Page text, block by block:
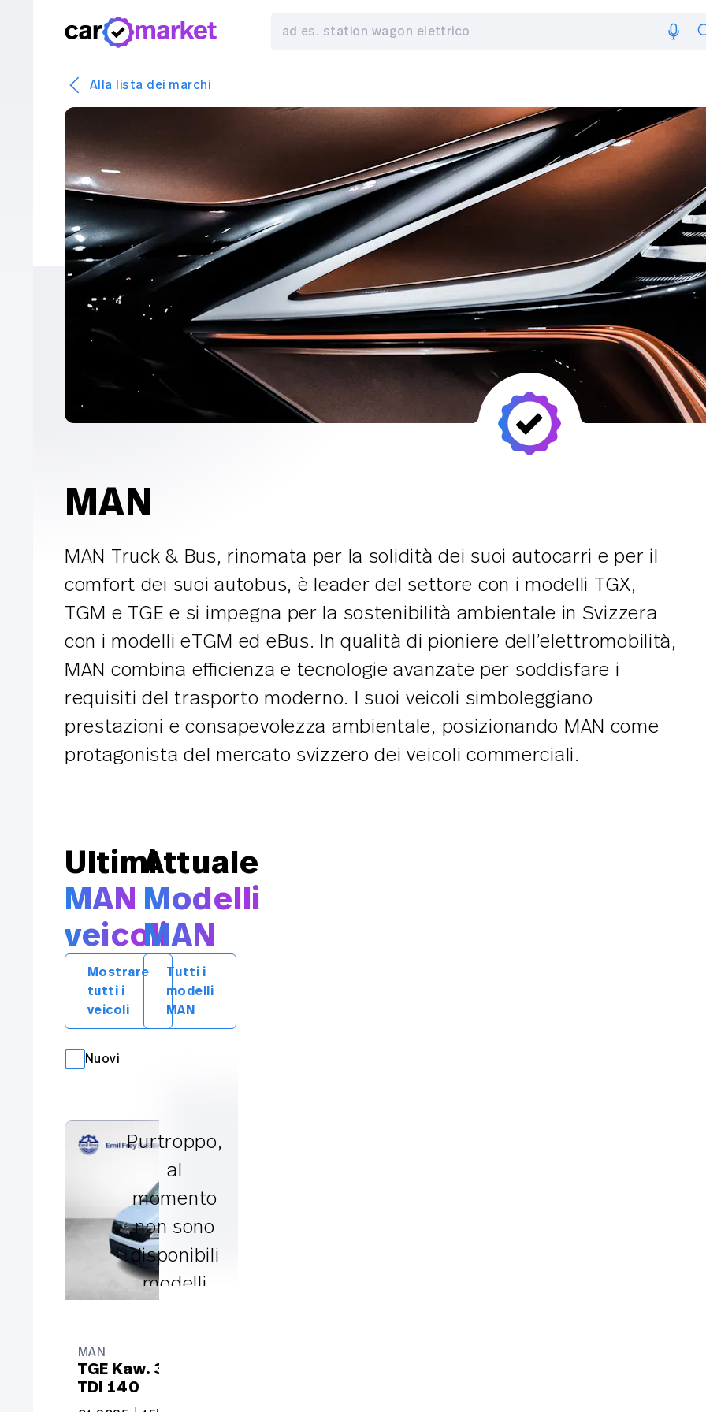
Alla lista dei marchi
MAN
MAN Truck & Bus, rinomata per la solidità dei suoi autocarri e per il
comfort dei suoi autobus, è leader del settore con i modelli TGX,
TGM e TGE e si impegna per la sostenibilità ambientale in Svizzera
con i modelli eTGM ed eBus. In qualità di pioniere dell’elettromobilità,
MAN combina efficienza e tecnologie avanzate per soddisfare i
requisiti del trasporto moderno. I suoi veicoli simboleggiano
prestazioni e consapevolezza ambientale, posizionando MAN come
protagonista del mercato svizzero dei veicoli commerciali.
Ultimi
MAN
veicoli
Mostrare
tutti i
veicoli
Nuovi
MAN
TGE Kaw. 3.5 t 3140 H 2.0
TDI 140
Attuale
Modelli
MAN
Tutti i
modelli
MAN
Purtroppo,
al
momento
non sono
disponibili
modelli
marchio.